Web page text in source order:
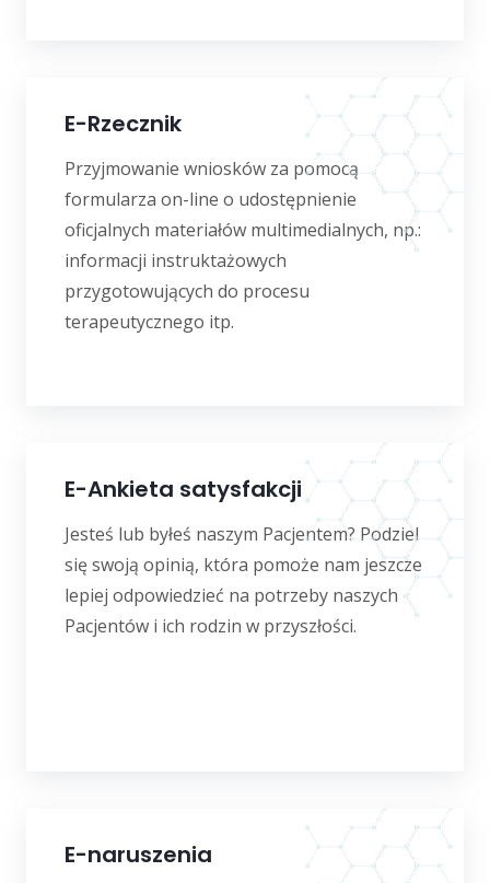
E-Rzecznik
Przyjmowanie wniosków za pomocą
formularza on-line o udostępnienie
oficjalnych materiałów multimedialnych, np.:
informacji instruktażowych
przygotowujących do procesu
terapeutycznego itp.
E-Ankieta satysfakcji
Jesteś lub byłeś naszym Pacjentem? Podziel
się swoją opinią, która pomoże nam jeszcze
lepiej odpowiedzieć na potrzeby naszych
Pacjentów i ich rodzin w przyszłości.
E-naruszenia